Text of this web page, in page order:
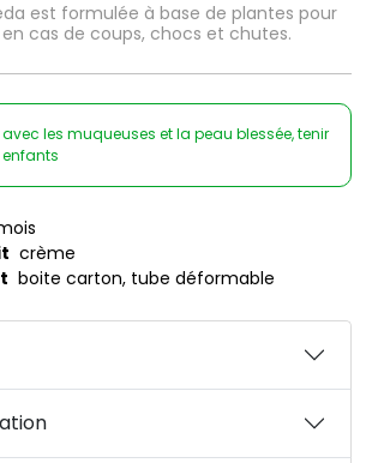
est formulée à base de plantes pour
cas de coups, chocs et chutes.
les muqueuses et la peau blessée, tenir
crème
boite carton, tube déformable